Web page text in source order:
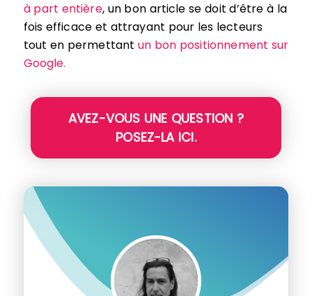
à part entière, un bon article se doit d’être à la
fois efficace et attrayant pour les lecteurs
tout en permettant un bon positionnement sur
Google.
AVEZ-VOUS UNE QUESTION ?
POSEZ-LA ICI.